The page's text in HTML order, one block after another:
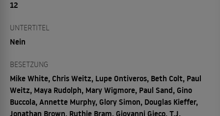
12
UNTERTITEL
Nein
BESETZUNG
Mike White, Chris Weitz, Lupe Ontiveros, Beth Colt, Paul
Weitz, Maya Rudolph, Mary Wigmore, Paul Sand, Gino
Buccola, Annette Murphy, Glory Simon, Douglas Kieffer,
Jonathan Brown, Ruthie Bram, Giovanni Gieco, T.J.